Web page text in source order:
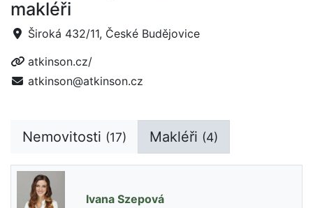
makléři
Široká 432/11, České Budějovice
atkinson.cz/
atkinson@atkinson.cz
Nemovitosti (17) Makléři (4)
Ivana Szepová